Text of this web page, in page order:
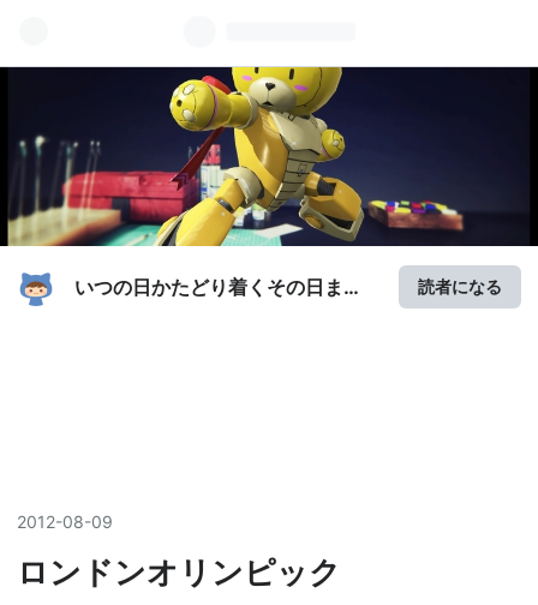
いつの日かたどり着くその日ま
読者になる
2012-08-09
ロンドンオリンピック